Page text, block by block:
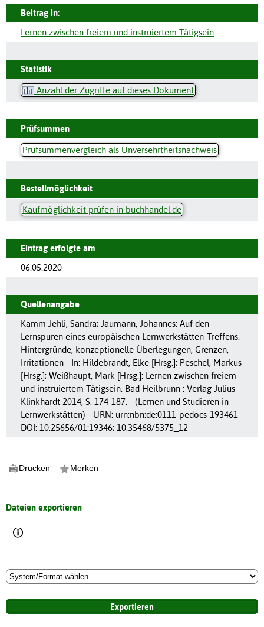
Beitrag in:
Lernen zwischen freiem und instruiertem Tätigsein
Statistik
Anzahl der Zugriffe auf dieses Dokument
Prüfsummen
Prüfsummenvergleich als Unversehrtheitsnachweis
Bestellmöglichkeit
Kaufmöglichkeit prüfen in buchhandel.de
Eintrag erfolgte am
06.05.2020
Quellenangabe
Kamm Jehli, Sandra; Jaumann, Johannes: Auf den
Lernspuren eines europäischen Lernwerkstätten-Treffens.
Hintergründe, konzeptionelle Überlegungen, Grenzen,
Irritationen - In: Hildebrandt, Elke [Hrsg.]; Peschel, Markus
[Hrsg.]; Weißhaupt, Mark [Hrsg.]: Lernen zwischen freiem
und instruiertem Tätigsein. Bad Heilbrunn : Verlag Julius
Klinkhardt 2014, S. 174-187. - (Lernen und Studieren in
Lernwerkstätten) - URN: urn:nbn:de:0111-pedocs-193461 -
DOI: 10.25656/01:19346; 10.35468/5375_12
Drucken Merken
Dateien exportieren